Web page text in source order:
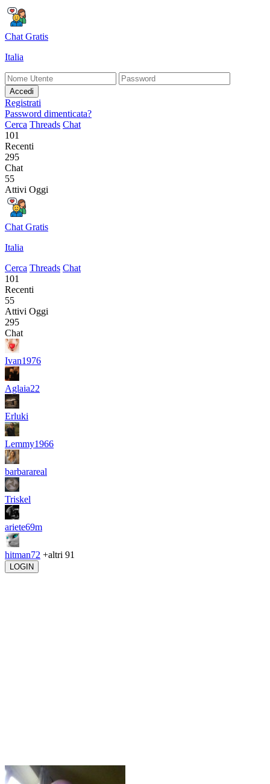
Chat Gratis
Italia
Accedi
Registrati
Password dimenticata?
Cerca Threads Chat
101
Recenti
295
Chat
55
Attivi Oggi
Chat Gratis
Italia
Cerca Threads Chat
101
Recenti
55
Attivi Oggi
295
Chat
Ivan1976
Aglaia22
Erluki
Lemmy1966
barbarareal
Triskel
ariete69m
hitman72 +altri 91
LOGIN